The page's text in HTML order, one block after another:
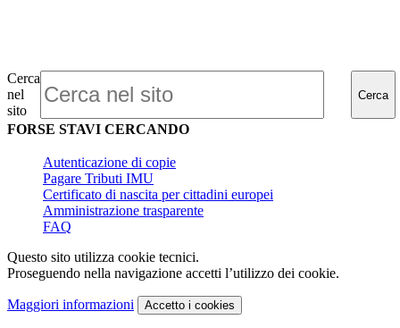
Cerca
nel
sito
Cerca
FORSE STAVI CERCANDO
Autenticazione di copie
Pagare Tributi IMU
Certificato di nascita per cittadini europei
Amministrazione trasparente
FAQ
Questo sito utilizza cookie tecnici.
Proseguendo nella navigazione accetti l’utilizzo dei cookie.
Maggiori informazioni Accetto i cookies